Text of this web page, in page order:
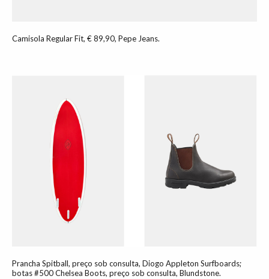
Camisola Regular Fit, € 89,90, Pepe Jeans.
Prancha Spitball, preço sob consulta, Diogo Appleton Surfboards;
botas #500 Chelsea Boots, preço sob consulta, Blundstone.